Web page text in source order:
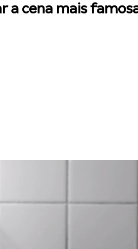
cena mais